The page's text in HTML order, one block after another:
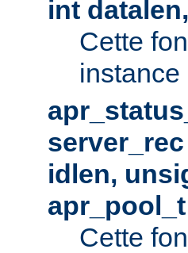
int
Cette
instance
idlen,
Cette